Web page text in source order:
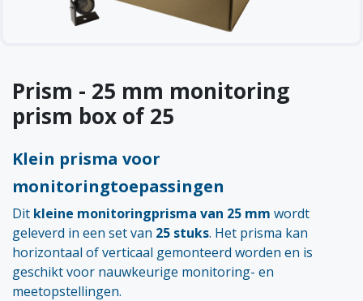
Prism - 25 mm monitoring
prism box of 25
Klein prisma voor
monitoringtoepassingen
Dit kleine monitoringprisma van 25 mm wordt
geleverd in een set van 25 stuks. Het prisma kan
horizontaal of verticaal gemonteerd worden en is
geschikt voor nauwkeurige monitoring- en
meetopstellingen.